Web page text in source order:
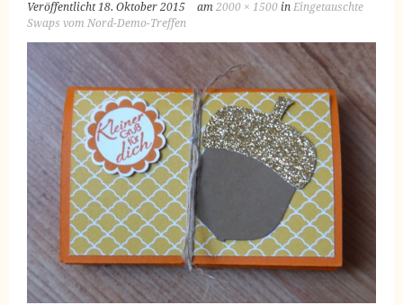
Veröffentlicht18. Oktober 2015 am2000 × 1500 inEingetauschte
Swaps vom Nord-Demo-Treffen